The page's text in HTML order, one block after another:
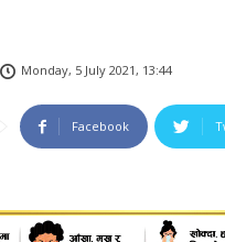
Monday, 5 July 2021, 13:44
Facebook